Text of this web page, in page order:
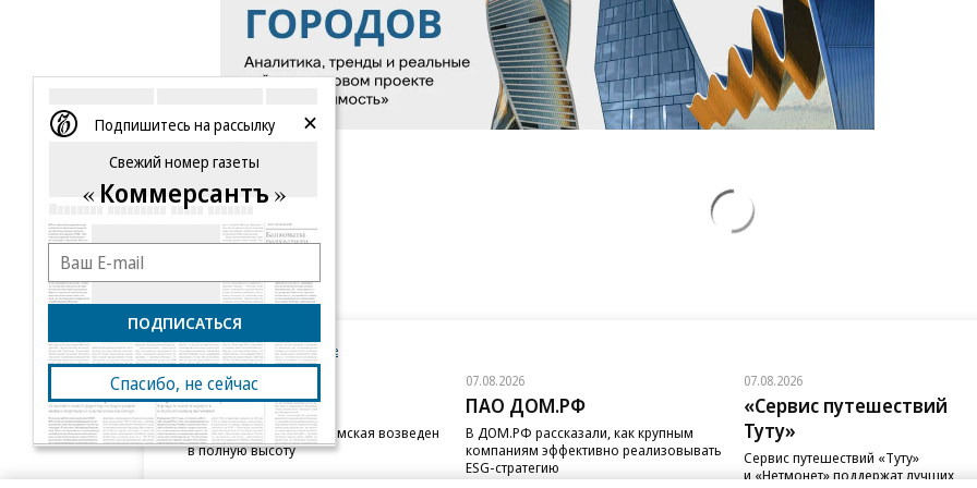
Новости компаний Все
07.08.2026
STONE
Бизнес-центр STONE Римская возведен
в полную высоту
07.08.2026
ПАО ДОМ.РФ
В ДОМ.РФ рассказали, как крупным
компаниям эффективно реализовывать
ESG-стратегию
07.08.2026
«Сервис путешествий
Туту»
Сервис путешествий «Туту»
и «Нетмонет» поддержат лучших
Подпишитесь на рассылку
Свежий номер газеты
Коммерсантъ
ПОДПИСАТЬСЯ
Спасибо, не сейчас